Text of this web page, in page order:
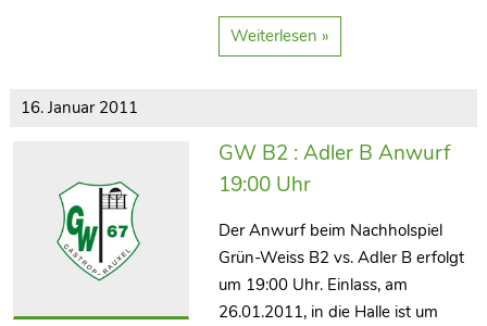
Weiterlesen »
16. Januar 2011
GW B2 : Adler B Anwurf
19:00 Uhr
Der Anwurf beim Nachholspiel
Grün-Weiss B2 vs. Adler B erfolgt
um 19:00 Uhr. Einlass, am
26.01.2011, in die Halle ist um